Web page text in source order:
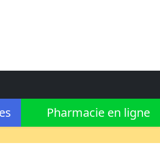
Pharmacie en ligne